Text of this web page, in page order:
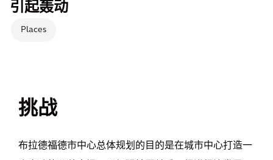
引起轰动
Places
挑战
布拉德福德市中心总体规划的目的是在城市中心打造一